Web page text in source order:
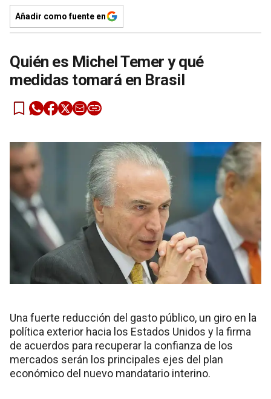
Añadir como fuente en
Quién es Michel Temer y qué
medidas tomará en Brasil
Una fuerte reducción del gasto público, un giro en la
política exterior hacia los Estados Unidos y la firma
de acuerdos para recuperar la confianza de los
mercados serán los principales ejes del plan
económico del nuevo mandatario interino.